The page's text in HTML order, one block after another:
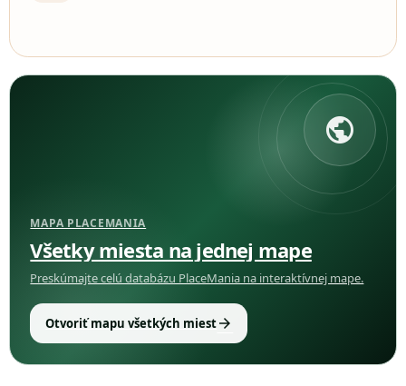
public
MAPA PLACEMANIA
Všetky miesta na jednej mape
Preskúmajte celú databázu PlaceMania na interaktívnej mape.
Otvoriť mapu všetkých miestarrow_forward